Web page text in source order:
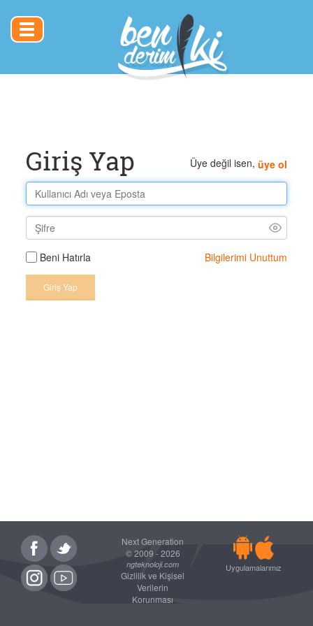
Toggle
navigation
Üye değil isen, üye ol
Giriş Yap
Beni Hatırla Bilgilerimi Unuttum
Giriş Yap
Next Generation
© 2009 - 2026
ngteknoloji.com
Gizlilik ve Kişisel
Verilerin
Korunması
Uygulamalarımız